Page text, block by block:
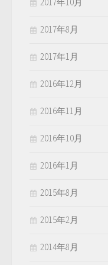
2017年8月
2017年1月
2016年12月
2016年11月
2016年10月
2016年1月
2015年8月
2015年2月
2014年8月